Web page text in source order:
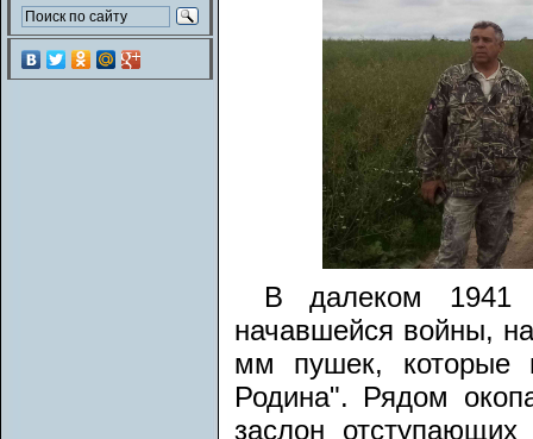
В далеком 1941
начавшейся войны,
мм пушек, которые
Родина". Рядом
заслон